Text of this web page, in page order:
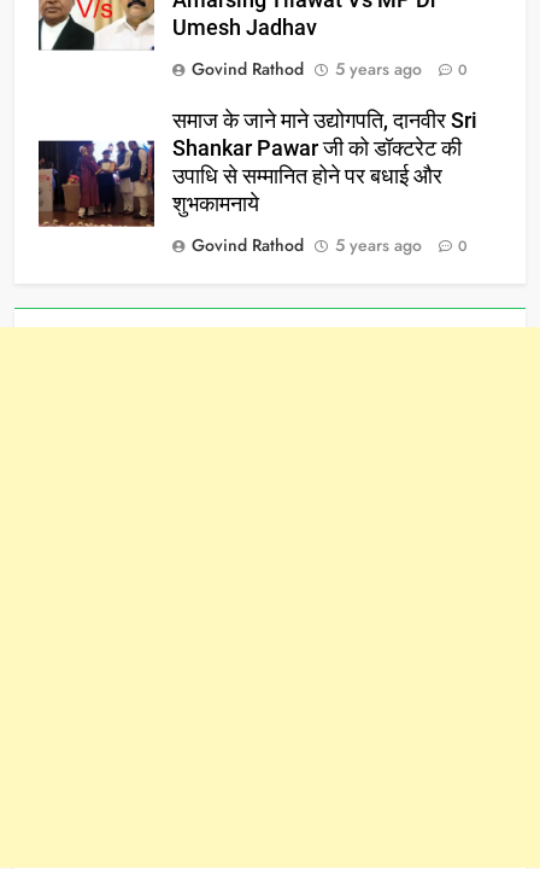
Umesh Jadhav
Govind Rathod
5 years ago 0
समाज के जाने माने उद्योगपति, दानवीर Sri
Shankar Pawar जी को डॉक्टरेट की
उपाधि से सम्मानित होने पर बधाई और
शुभकामनाये
Govind Rathod
5 years ago 0